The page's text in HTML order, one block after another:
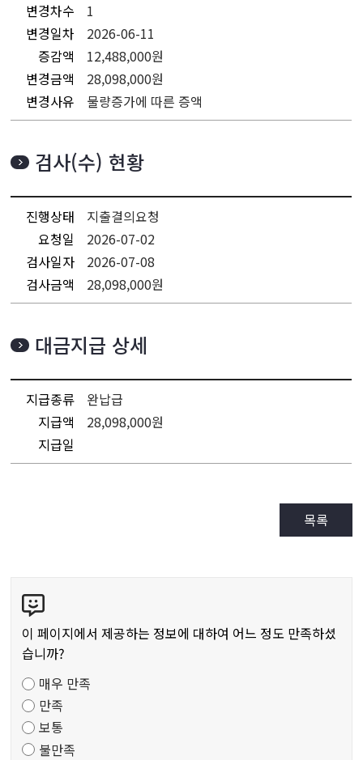
변경차수
1
변경일차
2026-06-11
증감액
12,488,000원
변경금액
28,098,000원
변경사유
물량증가에 따른 증액
검사(수) 현황
진행상태
지출결의요청
요청일
2026-07-02
검사일자
2026-07-08
검사금액
28,098,000원
대금지급 상세
지급종류
완납급
지급액
28,098,000원
지급일
목록
텐
츠
만
도
조
사
이 페이지에서 제공하는 정보에 대하여 어느 정도 만족하셨
습니까?
매우 만족
만족
보통
불만족